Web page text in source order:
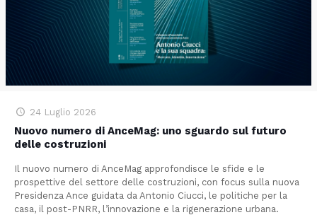
24 Luglio 2026
Nuovo numero di AnceMag: uno sguardo sul futuro
delle costruzioni
Il nuovo numero di AnceMag approfondisce le sfide e le
prospettive del settore delle costruzioni, con focus sulla nuova
Presidenza Ance guidata da Antonio Ciucci, le politiche per la
casa, il post-PNRR, l’innovazione e la rigenerazione urbana.